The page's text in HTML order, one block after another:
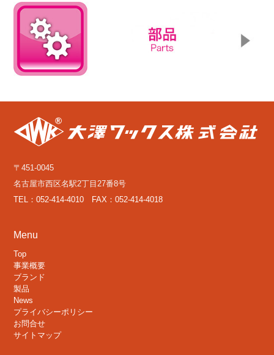
〒451-0045
名古屋市西区名駅2丁目27番8号
TEL：052-414-4010 FAX：052-414-4018
Menu
Top
事業概要
ブランド
製品
News
プライバシーポリシー
お問合せ
サイトマップ